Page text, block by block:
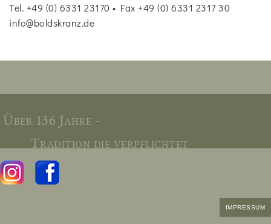
Tel. +49 (0) 6331 23170 • Fax +49 (0) 6331 2317 30
info@boldskranz.de
Über 136 Jahre -
Tradition die verpflichtet
IMPRESSUM